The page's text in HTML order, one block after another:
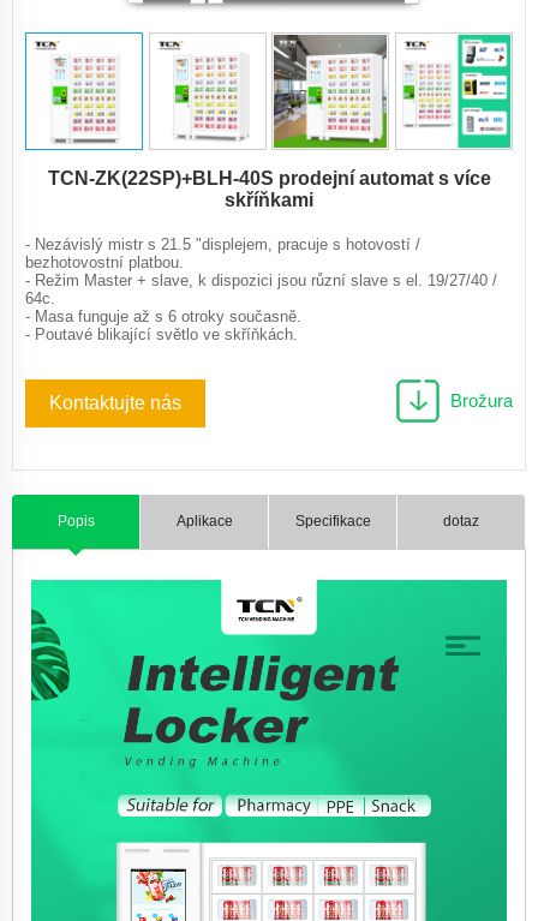
TCN-ZK(22SP)+BLH-40S prodejní automat s více
skříňkami
- Nezávislý mistr s 21.5 "displejem, pracuje s hotovostí /
bezhotovostní platbou.
- Režim Master + slave, k dispozici jsou různí slave s el. 19/27/40 /
64c.
- Masa funguje až s 6 otroky současně.
- Poutavé blikající světlo ve skříňkách.
Kontaktujte nás Brožura
Popis Aplikace Specifikace dotaz